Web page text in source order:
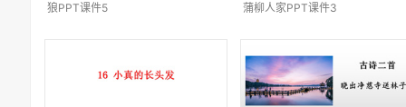
狼PPT课件5 蒲柳人家PPT课件3